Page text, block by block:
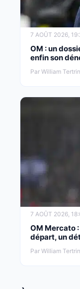
7 AOÛT 2026,
OM : un
enfin son
Par William Tertrin
7 AOÛT 2026,
OM Mercato
départ, un
Par William Tertrin